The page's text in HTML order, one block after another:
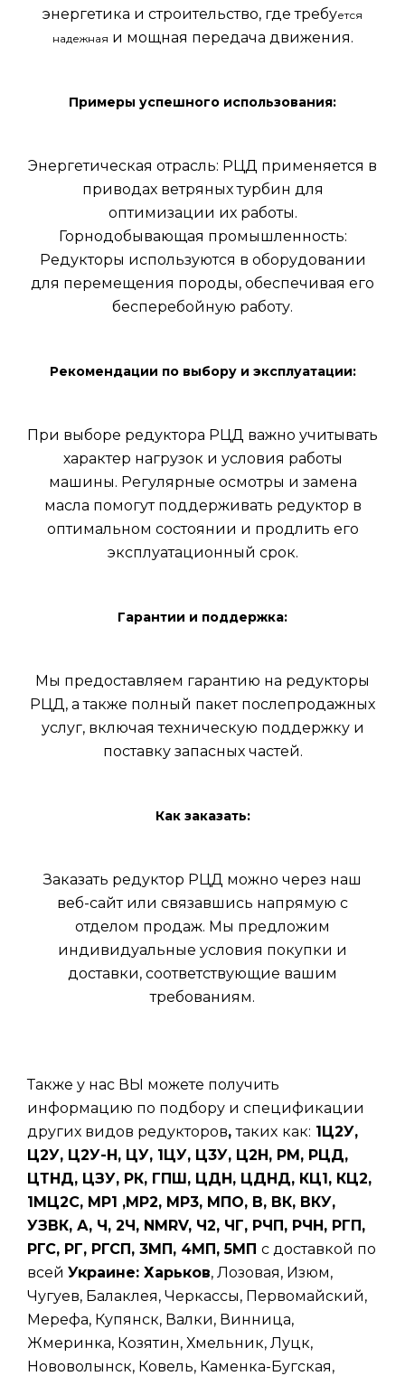
энергетика и строительство, где требуется
надежная и мощная передача движения.
Примеры успешного использования:
Энергетическая отрасль: РЦД применяется в
приводах ветряных турбин для
оптимизации их работы.
Горнодобывающая промышленность:
Редукторы используются в оборудовании
для перемещения породы, обеспечивая его
бесперебойную работу.
Рекомендации по выбору и эксплуатации:
При выборе редуктора РЦД важно учитывать
характер нагрузок и условия работы
машины. Регулярные осмотры и замена
масла помогут поддерживать редуктор в
оптимальном состоянии и продлить его
эксплуатационный срок.
Гарантии и поддержка:
Мы предоставляем гарантию на редукторы
РЦД, а также полный пакет послепродажных
услуг, включая техническую поддержку и
поставку запасных частей.
Как заказать:
Заказать редуктор РЦД можно через наш
веб-сайт или связавшись напрямую с
отделом продаж. Мы предложим
индивидуальные условия покупки и
доставки, соответствующие вашим
требованиям.
Также у нас ВЫ можете получить
информацию по подбору и спецификации
других видов редукторов,таких как: 1Ц2У,
Ц2У, Ц2У-Н, ЦУ, 1ЦУ, Ц3У, Ц2Н, РМ, РЦД,
ЦТНД, ЦЗУ, РК, ГПШ, ЦДН, ЦДНД, КЦ1, КЦ2,
1МЦ2С, МР1 ,МР2, МР3, МПО, В, ВК, ВКУ,
УЗВК, А, Ч, 2Ч, NMRV, Ч2, ЧГ, РЧП, РЧН, РГП,
РГС, РГ, РГСП, 3МП, 4МП, 5МП с доставкой по
всей Украине: Харьков, Лозовая, Изюм,
Чугуев, Балаклея, Черкассы, Первомайский,
Мерефа, Купянск, Валки, Винница,
Жмеринка, Козятин, Хмельник, Луцк,
Нововолынск, Ковель, Каменка-Бугская,